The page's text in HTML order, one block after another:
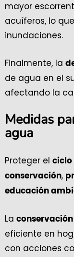
mayor
acuíferos, lo
inundaciones.
Finalmente, la
de agua en el
afectando la
Medidas
agua
Proteger el ciclo
conservación,
educación
La
eficiente en
con acciones